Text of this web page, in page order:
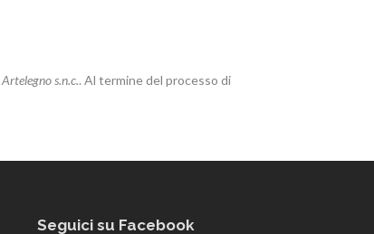
Artelegno s.n.c.. Al termine del processo di
Seguici su Facebook